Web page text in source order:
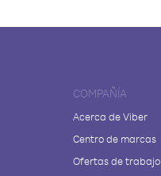
COMPAÑÍA
Acerca de Viber
Centro de marcas
Ofertas de trabajo